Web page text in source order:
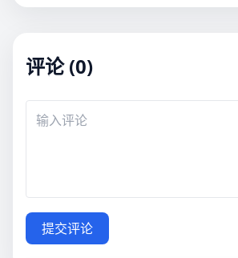
评论 (0)
提交评论